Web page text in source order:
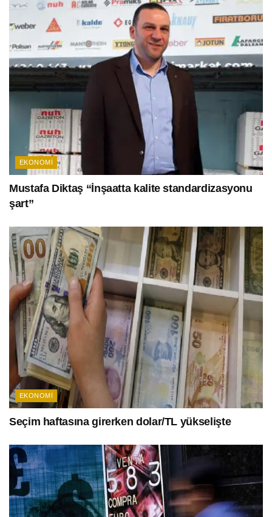
EKONOMI
Mustafa Diktaş “İnşaatta kalite standardizasyonu
şart”
EKONOMI
Seçim haftasına girerken dolar/TL yükselişte